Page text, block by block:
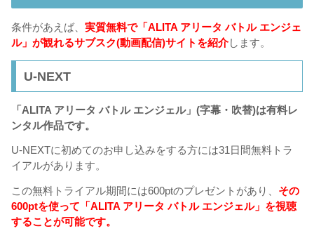
条件があえば、 実質無料で「ALITA アリータ バトル エンジェ
ル」が観れるサブスク(動画配信)サイトを紹介します。
U-NEXT
「ALITA アリータ バトル エンジェル」(字幕・吹替)は有料レ
ンタル作品です。
U-NEXTに初めてのお申し込みをする方には31日間無料トラ
イアルがあります。
この無料トライアル期間には600ptのプレゼントがあり、 その
600ptを使って「ALITA アリータ バトル エンジェル」を視聴
することが可能です。